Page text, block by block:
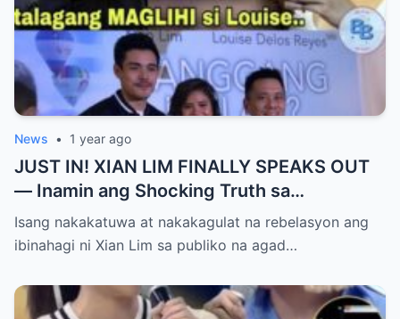
News • 1 year ago
JUST IN! XIAN LIM FINALLY SPEAKS OUT
— Inamin ang Shocking Truth sa
Pagbubuntis ni Louise Delos Reyes!
Matagal na Itinagong Lihim, Isiniwalat na sa
Rebelasyong Di Inaasahan!
Isang nakakatuwa at nakakagulat na rebelasyon ang
ibinahagi ni Xian Lim sa publiko na agad…